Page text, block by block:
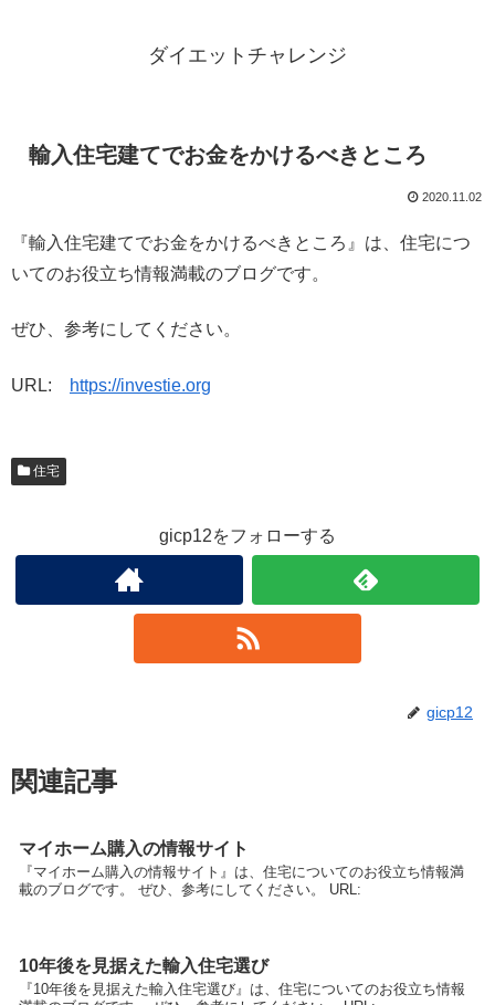
ダイエットチャレンジ
輸入住宅建てでお金をかけるべきところ
2020.11.02
『輸入住宅建てでお金をかけるべきところ』は、住宅につ
いてのお役立ち情報満載のブログです。
ぜひ、参考にしてください。
URL: https://investie.org
住宅
gicp12をフォローする
gicp12
関連記事
マイホーム購入の情報サイト
『マイホーム購入の情報サイト』は、住宅についてのお役立ち情報満
載のブログです。 ぜひ、参考にしてください。 URL:
10年後を見据えた輸入住宅選び
『10年後を見据えた輸入住宅選び』は、住宅についてのお役立ち情報